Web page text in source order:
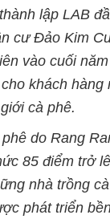
lập LAB
cư Đảo Kim
vào cuối
khách hàng
cà phê.
do Rang
85 điểm trở
nhà trồng
phát triển